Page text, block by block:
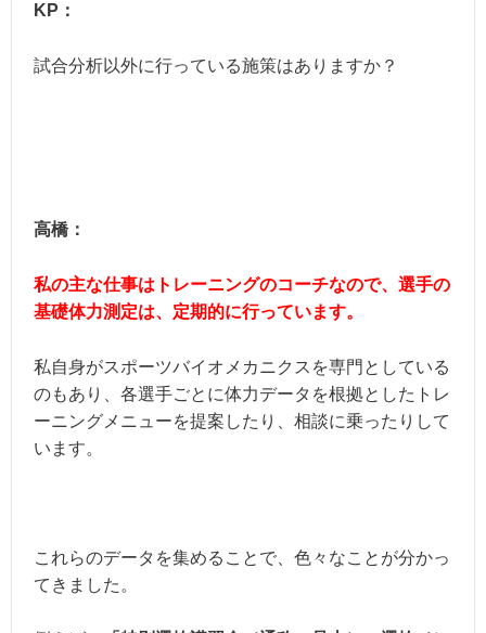
KP：
試合分析以外に行っている施策はありますか？
高橋：
私の主な仕事はトレーニングのコーチなので、 選手の
基礎体力測定は、定期的に行っています。
私自身がスポーツバイオメカニクスを専門としている
のもあり、各選手ごとに体力データを根拠としたトレ
ーニングメニューを提案したり、相談に乗ったりして
います。
これらのデータを集めることで、色々なことが分かっ
てきました。